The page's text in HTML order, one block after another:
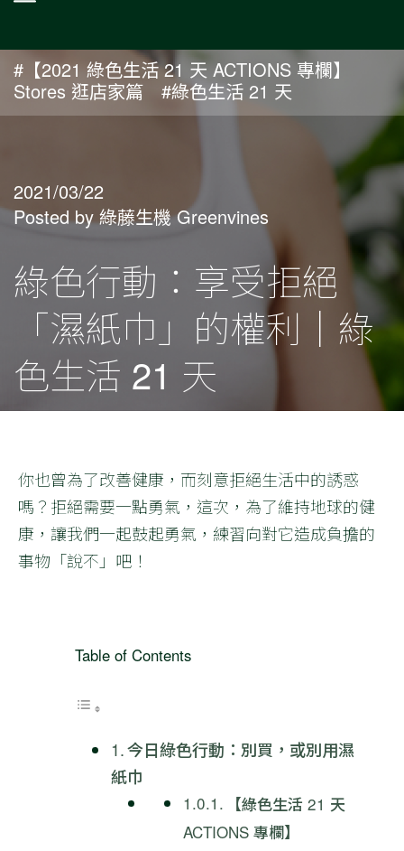
2021/03/22
Posted by 綠藤生機 Greenvines
#【2021 綠色生活 21 天 ACTIONS 專欄】
Stores 逛店家篇
#綠色生活 21 天
綠色行動：享受拒絕
「濕紙巾」的權利｜綠
色生活 21 天
你也曾為了改善健康，而刻意拒絕生活中的誘惑
嗎？拒絕需要一點勇氣，這次，為了維持地球的健
康，讓我們一起鼓起勇氣，練習向對它造成負擔的
事物「說不」吧！
Table of Contents
今日綠色行動：別買，或別用濕
紙巾
【綠色生活 21 天
ACTIONS 專欄】